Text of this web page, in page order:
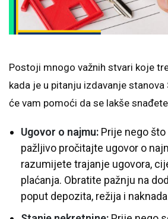
Postoji mnogo važnih stvari koje
kada je u pitanju izdavanje stanova
će vam pomoći da se lakše
Ugovor o najmu: Prije nego
pažljivo pročitajte ugovor o
razumijete trajanje ugovora,
plaćanja. Obratite pažnju na
poput depozita, režija i